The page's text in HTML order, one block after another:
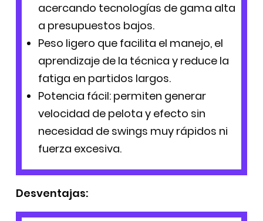
acercando tecnologías de gama alta
a presupuestos bajos.
Peso ligero que facilita el manejo, el
aprendizaje de la técnica y reduce la
fatiga en partidos largos.
Potencia fácil: permiten generar
velocidad de pelota y efecto sin
necesidad de swings muy rápidos ni
fuerza excesiva.
Desventajas: